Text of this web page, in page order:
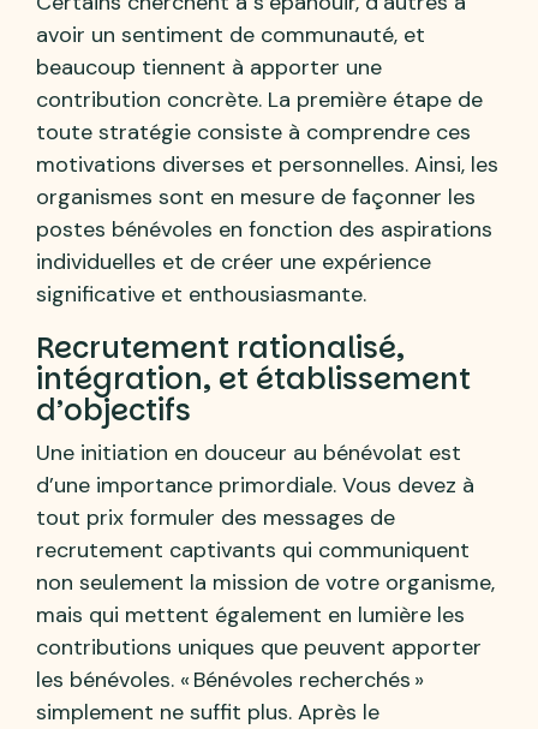
avoir un sentiment de communauté, et
beaucoup tiennent à apporter une
contribution concrète. La première étape de
toute stratégie consiste à comprendre ces
motivations diverses et personnelles. Ainsi, les
organismes sont en mesure de façonner les
postes bénévoles en fonction des aspirations
individuelles et de créer une expérience
significative et enthousiasmante.
Recrutement rationalisé,
intégration, et établissement
d’objectifs
Une initiation en douceur au bénévolat est
d’une importance primordiale. Vous devez à
tout prix formuler des messages de
recrutement captivants qui communiquent
non seulement la mission de votre organisme,
mais qui mettent également en lumière les
contributions uniques que peuvent apporter
les bénévoles. « Bénévoles recherchés »
simplement ne suffit plus. Après le